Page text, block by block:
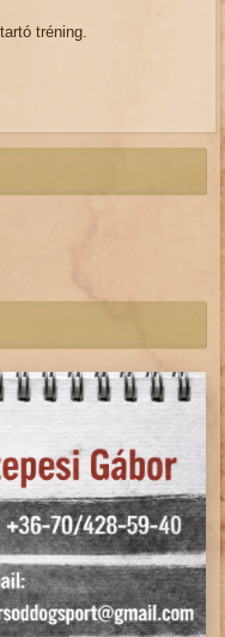
tréning.